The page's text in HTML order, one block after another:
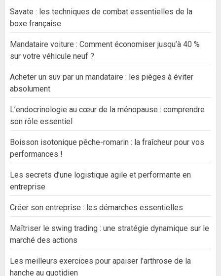
Savate : les techniques de combat essentielles de la
boxe française
Mandataire voiture : Comment économiser jusqu’à 40 %
sur votre véhicule neuf ?
Acheter un suv par un mandataire : les pièges à éviter
absolument
L’endocrinologie au cœur de la ménopause : comprendre
son rôle essentiel
Boisson isotonique pêche-romarin : la fraîcheur pour vos
performances !
Les secrets d’une logistique agile et performante en
entreprise
Créer son entreprise : les démarches essentielles
Maîtriser le swing trading : une stratégie dynamique sur le
marché des actions
Les meilleurs exercices pour apaiser l’arthrose de la
hanche au quotidien